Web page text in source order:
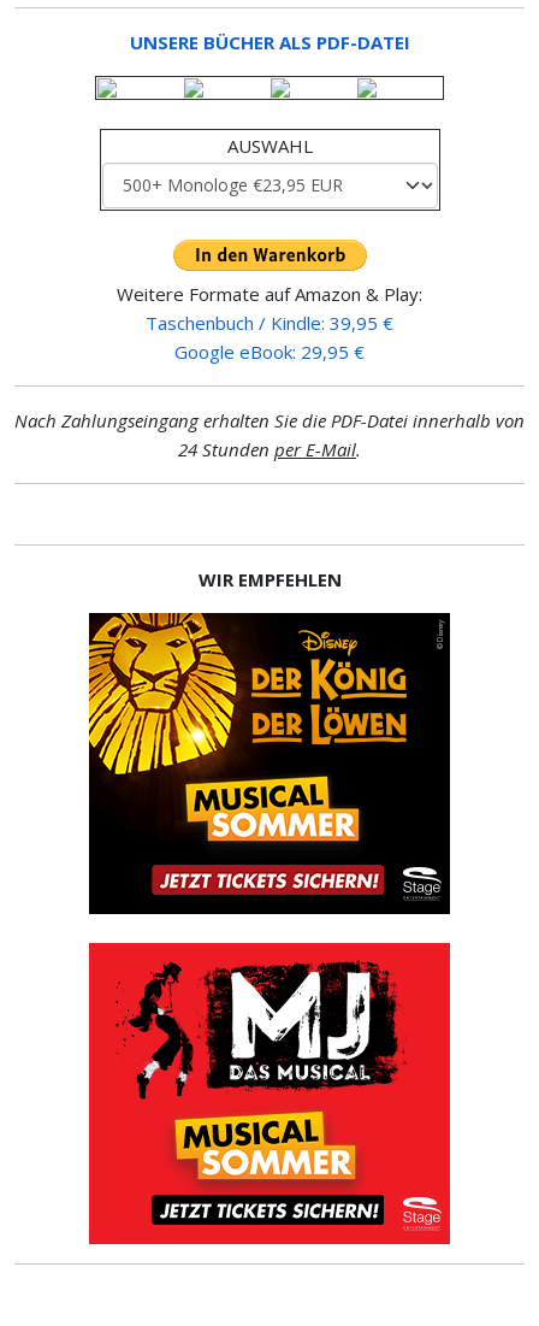
UNSERE BÜCHER ALS PDF-DATEI
AUSWAHL
Weitere Formate auf Amazon & Play:
Taschenbuch / Kindle: 39,95 €
Google eBook: 29,95 €
Nach Zahlungseingang erhalten Sie die PDF-Datei innerhalb von
24 Stunden per E-Mail.
WIR EMPFEHLEN